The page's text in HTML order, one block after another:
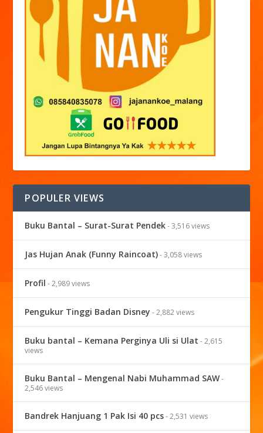
POPULER VIEWS
Buku Bantal – Surat-Surat Pendek- 3,516 views
Jas Hujan Anak (Funny Raincoat)- 3,058 views
Profil - 2,989 views
Pengukur Tinggi Badan Disney - 2,882 views
Buku bantal – Kemana Perginya Uli si Ulat - 2,615
views
Buku Bantal – Mengenal Nabi Muhammad SAW-
2,546 views
Bandrek Hanjuang 1 Pak Isi 40 pcs- 2,531 views